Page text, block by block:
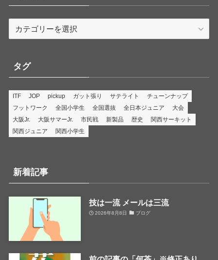
ー
タグ
ITF JOP pickup ガット張り サテライト
チューンナップ
フットワーク
全国小学生 全国選抜 全日本ジュニア
大会
大阪Jr.
大阪サマーJr. 市民戦 新製品 歴史
関西サーキット
関西ジュニア
関西小学生
新着記事
技は一流 メールは三流
2026年8月8日 ブログ